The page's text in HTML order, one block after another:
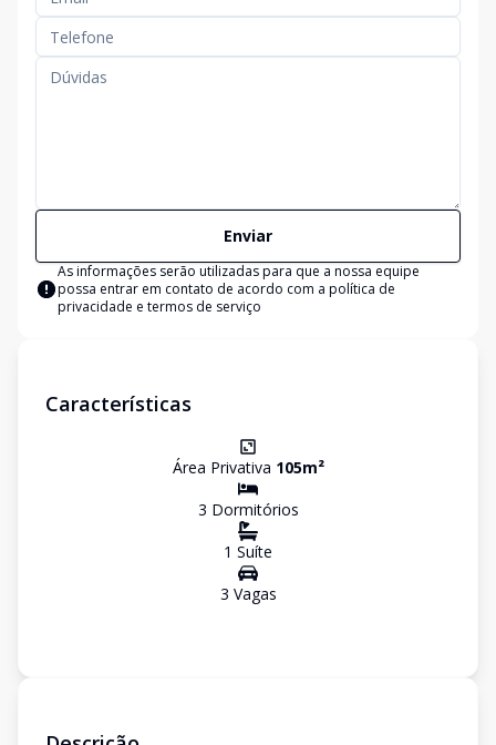
Enviar
As informações serão utilizadas para que a nossa equipe
possa entrar em contato de acordo com a política de
privacidade e termos de serviço
Características
Área Privativa 105m²
3 Dormitórios
1 Suíte
3 Vagas